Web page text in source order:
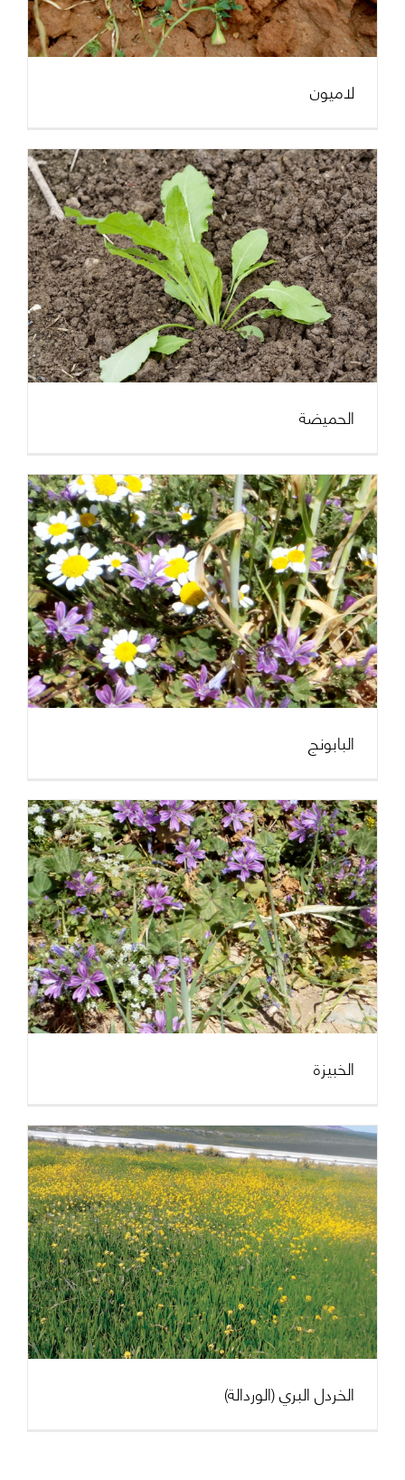
لاميون
الحميضة
البابونج
الخبيزة
(الخردل البري (الوردالة